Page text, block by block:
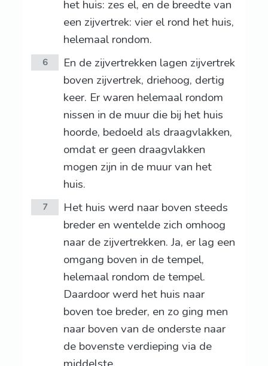
het huis: zes el, en de breedte van
een zijvertrek: vier el rond het huis,
helemaal rondom.
6
En de zijvertrekken lagen zijvertrek
boven zijvertrek, driehoog, dertig
keer. Er waren helemaal rondom
nissen in de muur die bij het huis
hoorde, bedoeld als draagvlakken,
omdat er geen draagvlakken
mogen zijn in de muur van het
huis.
7
Het huis werd naar boven steeds
breder en wentelde zich omhoog
naar de zijvertrekken. Ja, er lag een
omgang boven in de tempel,
helemaal rondom de tempel.
Daardoor werd het huis naar
boven toe breder, en zo ging men
naar boven van de onderste naar
de bovenste verdieping via de